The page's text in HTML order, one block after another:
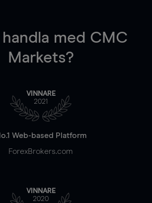
med CMC
Markets?
VINNARE
2021
Web-based Platform
ForexBrokers.com
VINNARE
2020